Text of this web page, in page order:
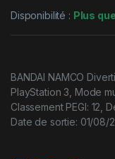
Disponibilité : Plus
BANDAI NAMCO
PlayStation 3, Mode
Classement PEGI: 12,
Date de sortie: 01/08/